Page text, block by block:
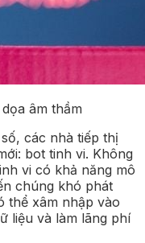
âm thầm
các nhà tiếp thị
bot tinh vi. Không
vi có khả năng mô
chúng khó phát
thể xâm nhập vào
liệu và làm lãng phí